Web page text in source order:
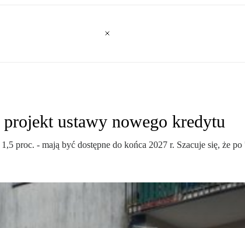
projekt ustawy nowego kredytu
proc. - mają być dostępne do końca 2027 r. Szacuje się, że